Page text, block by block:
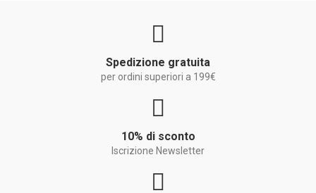
Spedizione gratuita
per ordini superiori a 199€
10% di sconto
Iscrizione Newsletter